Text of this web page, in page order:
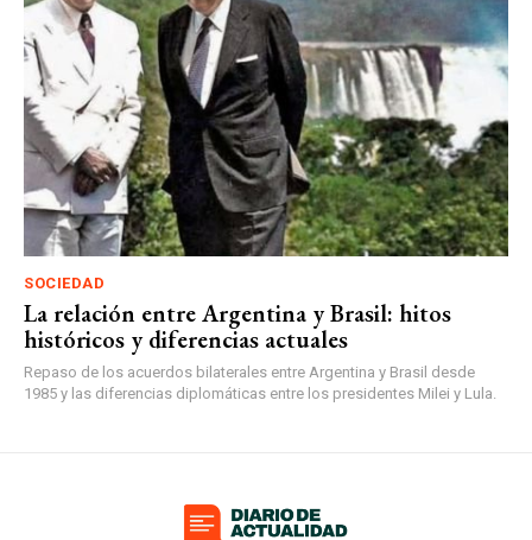
SOCIEDAD
La relación entre Argentina y Brasil: hitos
históricos y diferencias actuales
Repaso de los acuerdos bilaterales entre Argentina y Brasil desde
1985 y las diferencias diplomáticas entre los presidentes Milei y Lula.